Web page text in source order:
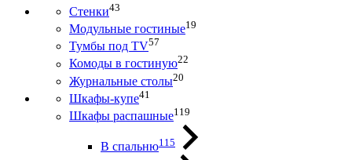
Стенки43
Модульные гостиные19
Тумбы под ТV57
Комоды в гостиную22
Журнальные столы20
Шкафы-купе41
Шкафы распашные119
В спальню115